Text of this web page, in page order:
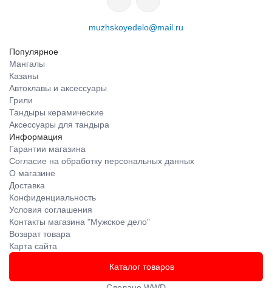
muzhskoyedelo@mail.ru
Популярное
Мангалы
Казаны
Автоклавы и аксессуары
Грили
Тандыры керамические
Аксессуары для тандыра
Информация
Гарантии магазина
Согласие на обработку персональных данных
О магазине
Доставка
Конфиденциальность
Условия соглашения
Контакты магазина "Мужское дело"
Возврат товара
Карта сайта
Каталог товаров